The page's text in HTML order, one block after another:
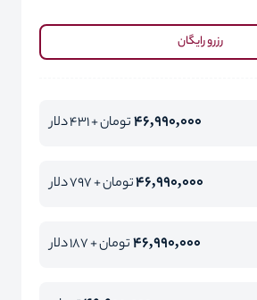
رزرو رایگان
46,990,000تومان + 431 دلار
46,990,000تومان + 797 دلار
46,990,000تومان + 187 دلار